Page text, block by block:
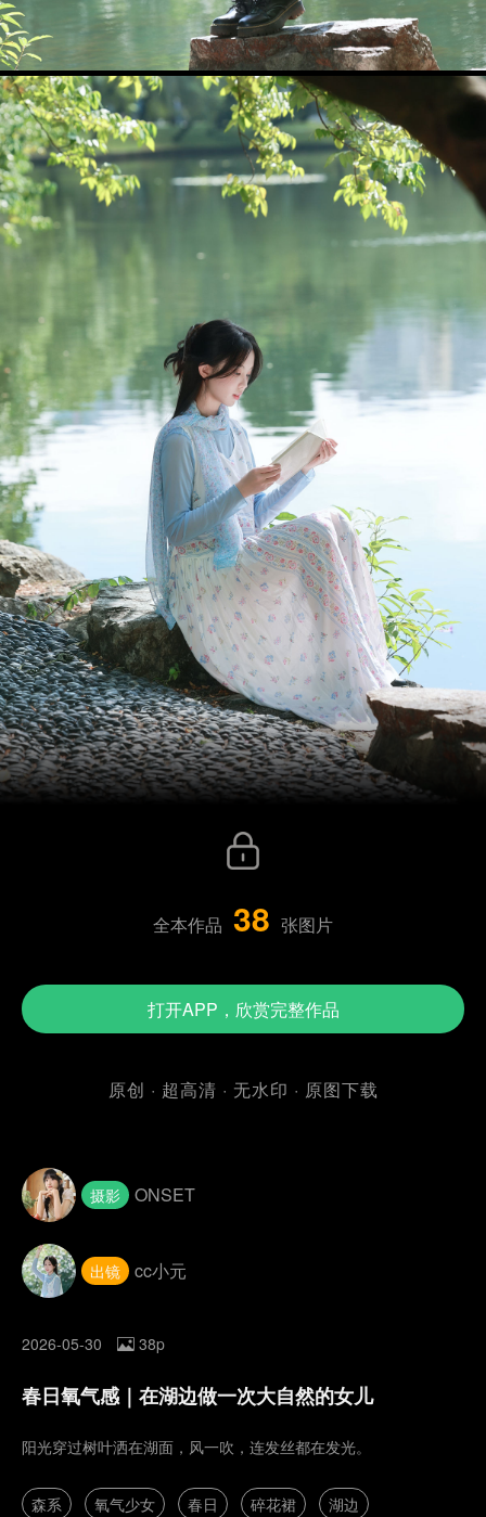
全本作品 38 张图片
打开APP，欣赏完整作品
原创 · 超高清 · 无水印 · 原图下载
摄影 ONSET
出镜 cc小元
2026-05-30 38p
春日氧气感｜在湖边做一次大自然的女儿
阳光穿过树叶洒在湖面，风一吹，连发丝都在发光。
森系 氧气少女 春日 碎花裙 湖边